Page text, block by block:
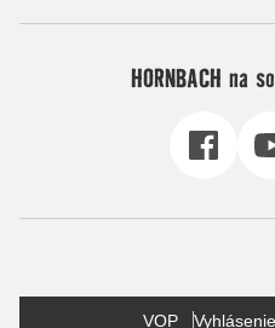
HORNBACH na
VOP